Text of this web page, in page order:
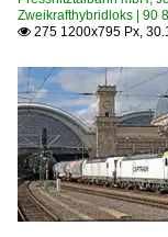
Zweikrafthybridloks | 90
 275 1200x795 Px,